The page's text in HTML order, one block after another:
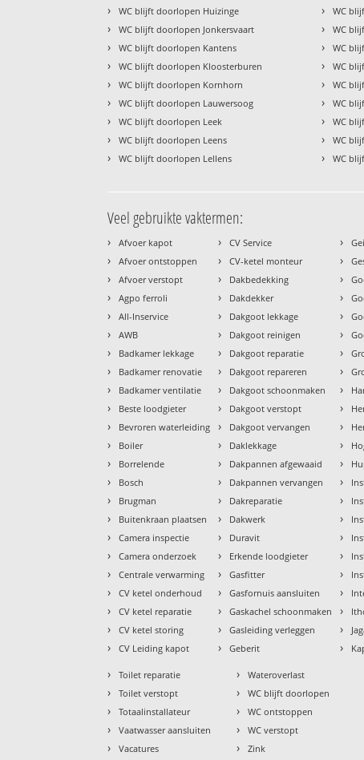
› WC blijft doorlopen Huizinge
› WC blijft doorlopen Jonkersvaart
› WC blijft doorlopen Kantens
› WC blijft doorlopen Kloosterburen
› WC blijft doorlopen Kornhorn
› WC blijft doorlopen Lauwersoog
› WC blijft doorlopen Leek
› WC blijft doorlopen Leens
› WC blijft doorlopen Lellens
› WC
› WC
› WC
› WC
› WC
› WC
› WC
› WC
› WC
Veel gebruikte vaktermen:
› Afvoer kapot
› Afvoer ontstoppen
› Afvoer verstopt
› Agpo ferroli
› All-Inservice
› AWB
› Badkamer lekkage
› Badkamer renovatie
› Badkamer ventilatie
› Beste loodgieter
› Bevroren waterleiding
› Boiler
› Borrelende
› Bosch
› Brugman
› Buitenkraan plaatsen
› Camera inspectie
› Camera onderzoek
› Centrale verwarming
› CV ketel onderhoud
› CV ketel reparatie
› CV ketel storing
› CV Leiding kapot
› CV Service
› CV-ketel monteur
› Dakbedekking
› Dakdekker
› Dakgoot lekkage
› Dakgoot reinigen
› Dakgoot reparatie
› Dakgoot repareren
› Dakgoot schoonmaken
› Dakgoot verstopt
› Dakgoot vervangen
› Daklekkage
› Dakpannen afgewaaid
› Dakpannen vervangen
› Dakreparatie
› Dakwerk
› Duravit
› Erkende loodgieter
› Gasfitter
› Gasfornuis aansluiten
› Gaskachel schoonmaken
› Gasleiding verleggen
› Geberit
›
›
›
›
›
›
›
›
›
›
›
›
›
›
›
›
›
›
›
›
›
›
›
› Toilet reparatie
› Toilet verstopt
› Totaalinstallateur
› Vaatwasser aansluiten
› Vacatures
› Wateroverlast
› WC blijft doorlopen
› WC ontstoppen
› WC verstopt
› Zink